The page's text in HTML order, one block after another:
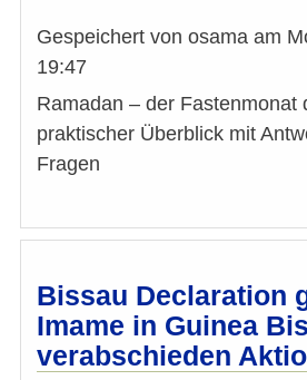
Gespeichert von osama am
19:47
Ramadan – der Fastenmonat
praktischer Überblick mit
Fragen
Bissau Declaration
Imame in Guinea
verabschieden